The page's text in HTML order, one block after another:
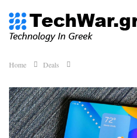
Home Deals